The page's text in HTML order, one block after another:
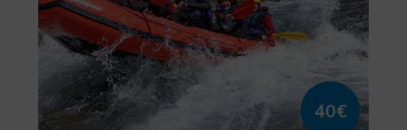
40€